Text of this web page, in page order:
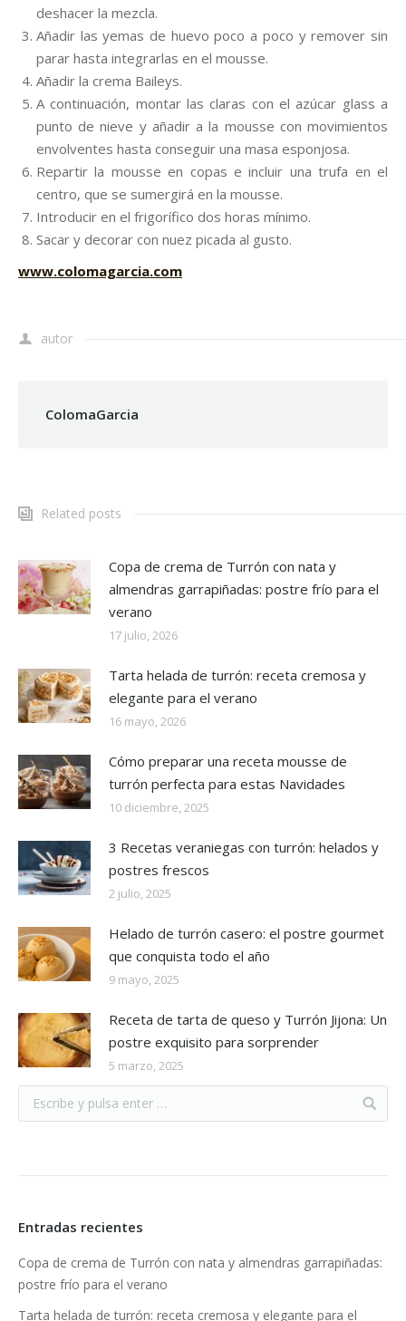
deshacer la mezcla.
Añadir las yemas de huevo poco a poco y remover sin
parar hasta integrarlas en el mousse.
Añadir la crema Baileys.
A continuación, montar las claras con el azúcar glass a
punto de nieve y añadir a la mousse con movimientos
envolventes hasta conseguir una masa esponjosa.
Repartir la mousse en copas e incluir una trufa en el
centro, que se sumergirá en la mousse.
Introducir en el frigorífico dos horas mínimo.
Sacar y decorar con nuez picada al gusto.
www.colomagarcia.com
autor
ColomaGarcia
Related posts
Copa de crema de Turrón con nata y
almendras garrapiñadas: postre frío para el
verano
17 julio, 2026
Tarta helada de turrón: receta cremosa y
elegante para el verano
16 mayo, 2026
Cómo preparar una receta mousse de
turrón perfecta para estas Navidades
10 diciembre, 2025
3 Recetas veraniegas con turrón: helados y
postres frescos
2 julio, 2025
Helado de turrón casero: el postre gourmet
que conquista todo el año
9 mayo, 2025
Receta de tarta de queso y Turrón Jijona: Un
postre exquisito para sorprender
5 marzo, 2025
Entradas recientes
Copa de crema de Turrón con nata y almendras garrapiñadas:
postre frío para el verano
Tarta helada de turrón: receta cremosa y elegante para el